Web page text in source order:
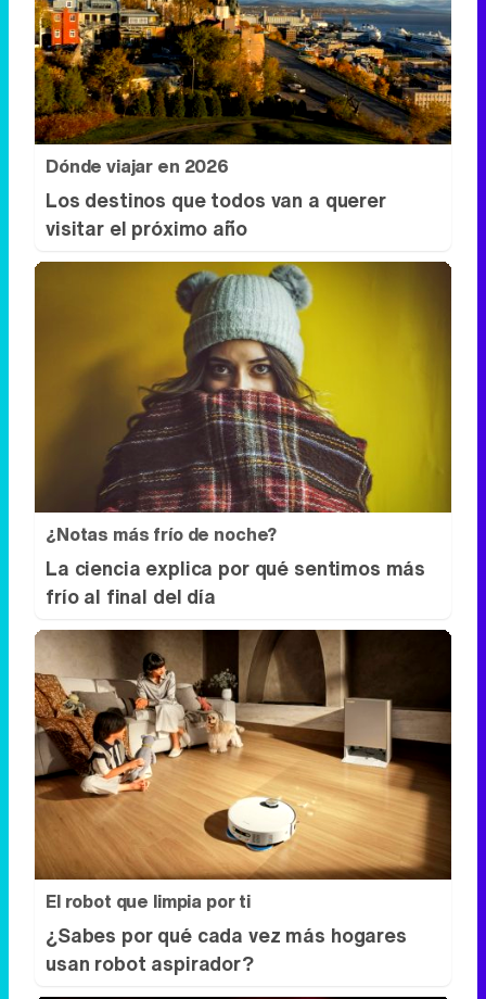
Dónde viajar en 2026
Los destinos que todos van a querer
visitar el próximo año
¿Notas más frío de noche?
La ciencia explica por qué sentimos más
frío al final del día
El robot que limpia por ti
¿Sabes por qué cada vez más hogares
usan robot aspirador?